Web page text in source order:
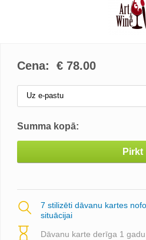
Cena: € 78.00
Uz e-pastu
Summa kopā:
Pirkt
7 stilizēti dāvanu kartes
situācijai
Dāvanu karte derīga 1 gadu